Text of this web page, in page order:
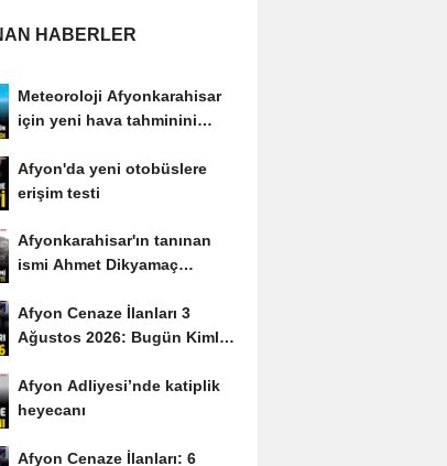
HABERLER
Meteoroloji Afyonkarahisar
için yeni hava tahminini
Afyon'da yeni otobüslere
erişim testi
Afyonkarahisar'ın tanınan
ismi Ahmet Dikyamaç
Afyon Cenaze İlanları 3
Ağustos 2026: Bugün Kimler
Afyon Adliyesi’nde katiplik
heyecanı
Afyon Cenaze İlanları: 6